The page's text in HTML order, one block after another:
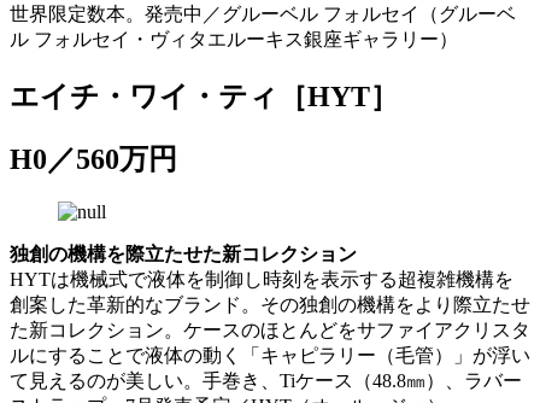
世界限定数本。発売中／グルーベル フォルセイ（グルーベ
ル フォルセイ・ヴィタエルーキス銀座ギャラリー）
エイチ・ワイ・ティ［HYT］
H0／560万円
独創の機構を際立たせた新コレクション
HYTは機械式で液体を制御し時刻を表示する超複雑機構を
創案した革新的なブランド。その独創の機構をより際立たせ
た新コレクション。ケースのほとんどをサファイアクリスタ
ルにすることで液体の動く「キャピラリー（毛管）」が浮い
て見えるのが美しい。手巻き、Tiケース（48.8㎜）、ラバー